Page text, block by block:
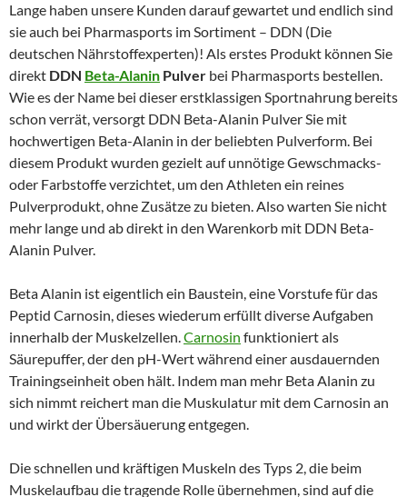
Lange haben unsere Kunden darauf gewartet und endlich sind
sie auch bei Pharmasports im Sortiment – DDN (Die
deutschen Nährstoffexperten)! Als erstes Produkt können Sie
direkt DDN Beta-Alanin Pulver bei Pharmasports bestellen.
Wie es der Name bei dieser erstklassigen Sportnahrung bereits
schon verrät, versorgt DDN Beta-Alanin Pulver Sie mit
hochwertigen Beta-Alanin in der beliebten Pulverform. Bei
diesem Produkt wurden gezielt auf unnötige Gewschmacks-
oder Farbstoffe verzichtet, um den Athleten ein reines
Pulverprodukt, ohne Zusätze zu bieten. Also warten Sie nicht
mehr lange und ab direkt in den Warenkorb mit DDN Beta-
Alanin Pulver.
Beta Alanin ist eigentlich ein Baustein, eine Vorstufe für das
Peptid Carnosin, dieses wiederum erfüllt diverse Aufgaben
innerhalb der Muskelzellen.Carnosin funktioniert als
Säurepuffer, der den pH-Wert während einer ausdauernden
Trainingseinheit oben hält. Indem man mehr Beta Alanin zu
sich nimmt reichert man die Muskulatur mit dem Carnosin an
und wirkt der Übersäuerung entgegen.
Die schnellen und kräftigen Muskeln des Typs 2, die beim
Muskelaufbau die tragende Rolle übernehmen, sind auf die